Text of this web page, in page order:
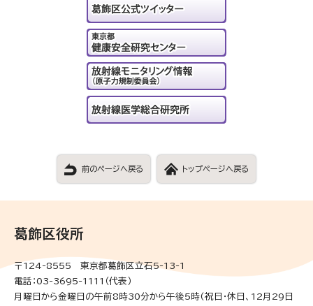
前のページへ戻る トップページへ戻る
葛飾区役所
〒124-8555 東京都葛飾区立石5-13-1
電話：03-3695-1111（代表）
月曜日から金曜日の午前8時30分から午後5時(祝日・休日、12月29日